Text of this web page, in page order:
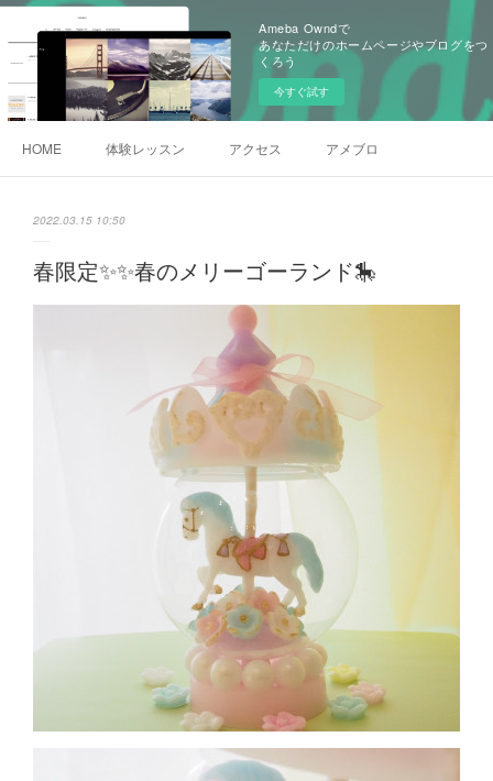
Ameba Owndで
あなただけのホームページやブログをつ
くろう
今すぐ試す
HOME 体験レッスン アクセス アメブロ
2022.03.15 10:50
春限定✨✨春のメリーゴーランド🎠